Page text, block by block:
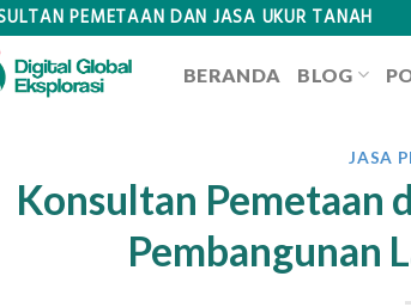
PEMETAAN DAN JASA UKUR TANAH
BERANDA BLOG
JASA
Konsultan Pemetaan
Pembangunan